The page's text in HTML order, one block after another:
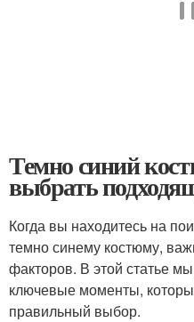
Темно синий
выбрать
Когда вы находитесь на
темно синему костюму,
факторов. В этой статье
ключевые моменты,
правильный выбор.